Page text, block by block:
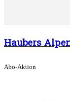
Haubers
Abo-Aktion